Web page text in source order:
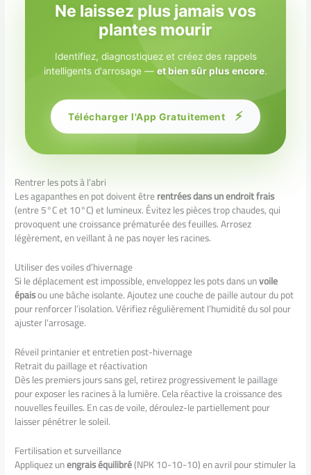
Ne laissez plus jamais vos
plantes mourir
Identifiez, diagnostiquez et créez des rappels
intelligents d'arrosage — et bien sûr plus encore.
Télécharger l'App Gratuitement ⚡
Rentrer les pots à l’abri
Les agapanthes en pot doivent êtrerentrées dans un endroit frais
(entre 5°C et 10°C) et lumineux. Évitez les pièces trop chaudes, qui
provoquent une croissance prématurée des feuilles. Arrosez
légèrement, en veillant à ne pas noyer les racines.
Utiliser des voiles d’hivernage
Si le déplacement est impossible, enveloppez les pots dans unvoile
épaisou une bâche isolante. Ajoutez une couche de paille autour du pot
pour renforcer l’isolation. Vérifiez régulièrement l’humidité du sol pour
ajuster l’arrosage.
Réveil printanier et entretien post-hivernage
Retrait du paillage et réactivation
Dès les premiers jours sans gel, retirez progressivement le paillage
pour exposer les racines à la lumière. Cela réactive la croissance des
nouvelles feuilles. En cas de voile, déroulez-le partiellement pour
laisser pénétrer le soleil.
Fertilisation et surveillance
Appliquez unengrais équilibré(NPK 10-10-10) en avril pour stimuler la